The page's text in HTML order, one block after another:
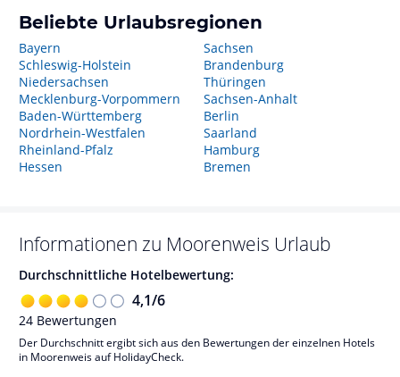
Beliebte Urlaubsregionen
Bayern
Schleswig-Holstein
Niedersachsen
Mecklenburg-Vorpommern
Baden-Württemberg
Nordrhein-Westfalen
Rheinland-Pfalz
Hessen
Sachsen
Brandenburg
Thüringen
Sachsen-Anhalt
Berlin
Saarland
Hamburg
Bremen
Informationen zu Moorenweis Urlaub
Durchschnittliche Hotelbewertung:
4,1/6
24 Bewertungen
Der Durchschnitt ergibt sich aus den Bewertungen der einzelnen Hotels
in Moorenweis auf HolidayCheck.